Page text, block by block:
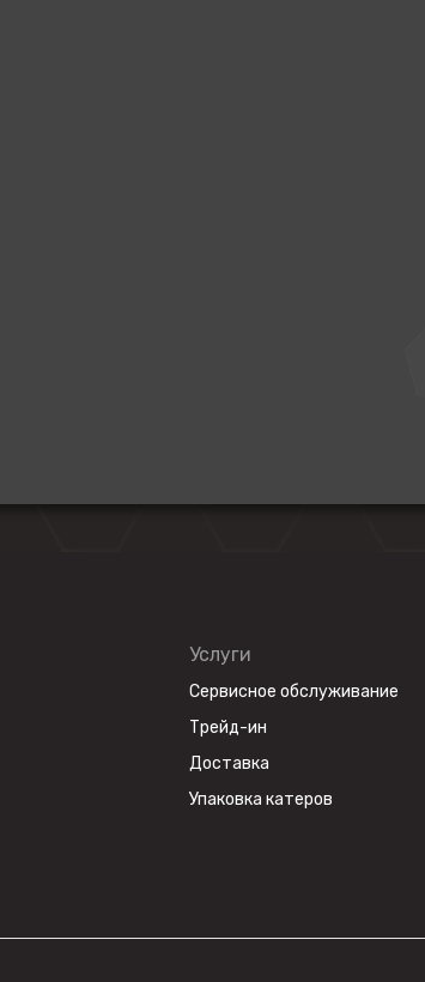
Услуги
Сервисное обслуживание
Трейд-ин
Доставка
Упаковка катеров